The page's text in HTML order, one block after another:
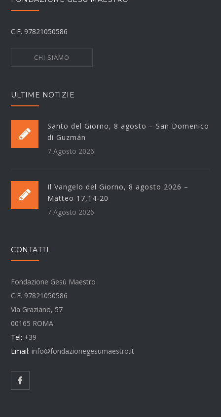
C.F. 97821050586
CHI SIAMO
ULTIME NOTIZIE
Santo del Giorno, 8 agosto – San Domenico
di Guzmán
7 Agosto 2026
Il Vangelo del Giorno, 8 agosto 2026 –
Matteo 17,14-20
7 Agosto 2026
CONTATTI
Fondazione Gesù Maestro
C.F. 97821050586
Via Graziano, 57
00165 ROMA
Tel: +39
Email: info@fondazionegesumaestro.it